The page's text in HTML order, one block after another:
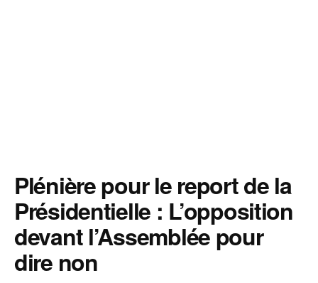
Plénière pour le report de la
Présidentielle : L’opposition
devant l’Assemblée pour
dire non